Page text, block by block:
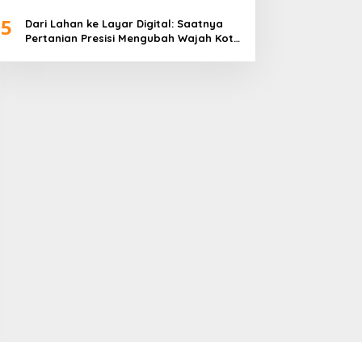
5
Dari Lahan ke Layar Digital: Saatnya
Pertanian Presisi Mengubah Wajah Kota